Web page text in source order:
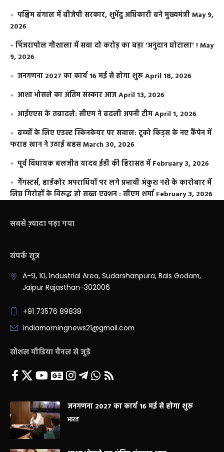
पश्चिम बंगाल में बीजेपी सरकार, शुभेंदु अधिकारी बने मुख्यमंत्रीMay 9,
2026
​पिंजरापोल गौशाला में सवा दो करोड़ का बड़ा ‘अनुदान घोटाला’ !May
9, 2026
जनगणना 2027 का कार्य 16 मई से होगा शुरूApril 18, 2026
आशा भोसले का अंतिम संस्कार आजApril 13, 2026
आईएएस के तबादले: सीएम ने बदली अपनी टीमApril 1, 2026
बच्चों के लिए एडल्ट स्किनकेयर पर सवाल: टूको किड्स के नए कैंपेन में
फराह खान ने उठाई बहसMarch 30, 2026
पूर्व विधायक बलजीत यादव ईडी की हिरासत में February 3, 2026
गैंगस्टर्स, हार्डकोर अपराधियों पर लगे प्रभावी अंकुश नशे के कारोबार में
लिप्त गिरोहों के विरूद्ध हो सख्त एक्शन : सीएम शर्मा February 3, 2026
सबसे ज़्यादा पढ़ा गया
संपर्क सूत्र
A-9, 10, Industrial Area, Sudarshanpura, Bais Godam,
Jaipur Rajasthan-302006
+91 73576 89838
indiamorningnews21@gmail.com
सोशल मीडिया चैनल से जुड़े
जनगणना 2027 का कार्य 16 मई से होगा शुरू
भारत